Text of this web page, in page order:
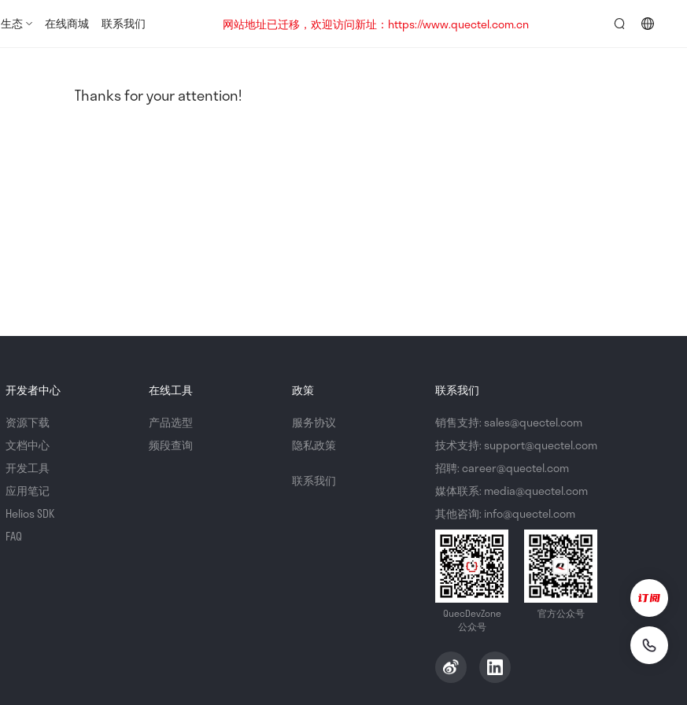
生态 在线商城 联系我们
网站地址已迁移，欢迎访问新址：https://www.quectel.com.cn
Thanks for your attention!
开发者中心
资源下载
文档中心
开发工具
应用笔记
Helios SDK
FAQ
在线工具
产品选型
频段查询
政策
服务协议
隐私政策
联系我们
联系我们
销售支持: sales@quectel.com
技术支持: support@quectel.com
招聘: career@quectel.com
媒体联系: media@quectel.com
其他咨询: info@quectel.com
QuecDevZone
公众号
官方公众号